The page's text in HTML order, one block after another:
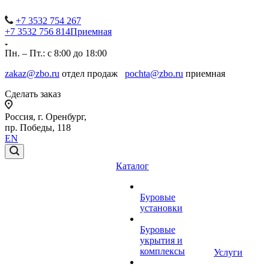
+7 3532 754 267
+7 3532 756 814Приемная
Пн. – Пт.: с 8:00 до 18:00
zakaz@zbo.ru отдел продаж pochta@zbo.ru приемная
Сделать заказ
Россия, г. Оренбург,
пр. Победы, 118
EN
Каталог
Буровые
установки
Буровые
укрытия и
комплексы
Услуги